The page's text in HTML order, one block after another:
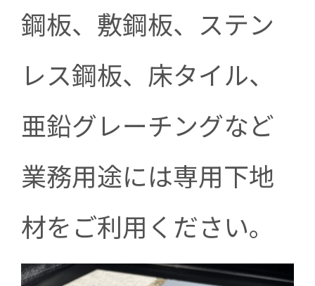
鋼板、敷鋼板、ステン
レス鋼板、床タイル、
亜鉛グレーチングなど
業務用途には専用下地
材をご利用ください。